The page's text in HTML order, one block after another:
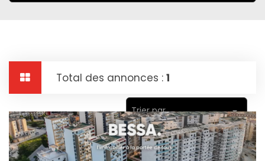
Total des annonces : 1
Trier par